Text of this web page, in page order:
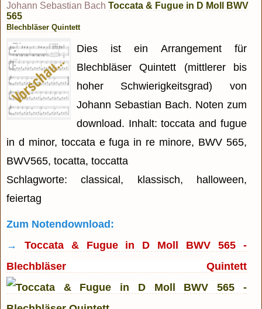
Johann Sebastian Bach Toccata & Fugue in D Moll BWV
565
Blechbläser Quintett
Dies ist ein Arrangement für
Blechbläser Quintett (mittlerer bis
hoher Schwierigkeitsgrad) von
Johann Sebastian Bach. Noten zum
download. Inhalt: toccata and fugue
in d minor, toccata e fuga in re minore, BWV 565,
BWV565, tocatta, toccatta
Schlagworte: classical, klassisch, halloween,
feiertag
Zum Notendownload:
→ Toccata & Fugue in D Moll BWV 565 -
Blechbläser Quintett